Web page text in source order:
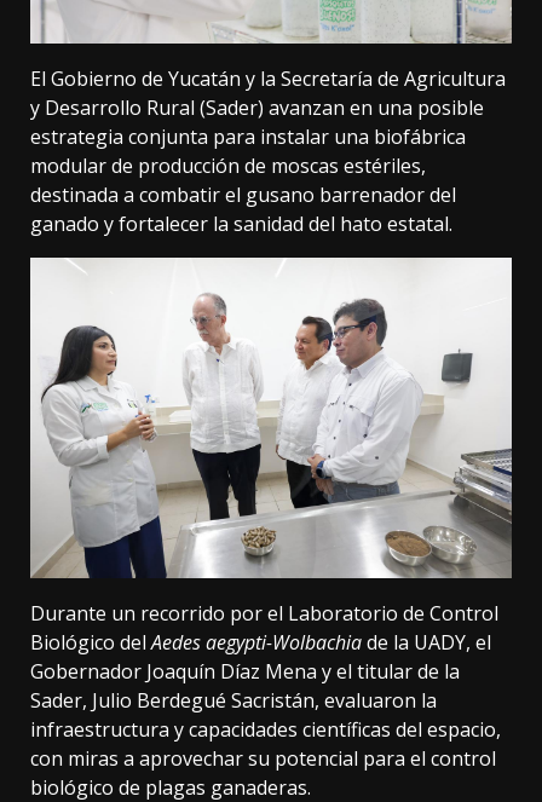
El Gobierno de Yucatán y la Secretaría de Agricultura
y Desarrollo Rural (Sader) avanzan en una posible
estrategia conjunta para instalar una biofábrica
modular de producción de moscas estériles,
destinada a combatir el gusano barrenador del
ganado y fortalecer la sanidad del hato estatal.
Durante un recorrido por el Laboratorio de Control
Biológico delAedes aegypti-Wolbachiade la UADY, el
Gobernador Joaquín Díaz Mena y el titular de la
Sader, Julio Berdegué Sacristán, evaluaron la
infraestructura y capacidades científicas del espacio,
con miras a aprovechar su potencial para el control
biológico de plagas ganaderas.